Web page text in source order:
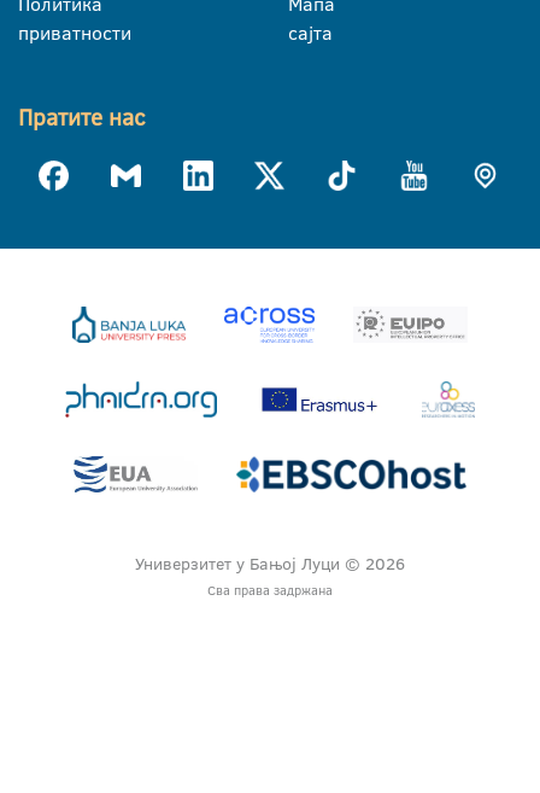
приватности
сајта
Пратите нас
Универзитет у Бањој Луци © 2026
Сва права задржана